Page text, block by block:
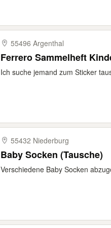
55496 Argenthal
Ferrero Sammelheft
Ich suche jemand zum Sticker
55432 Niederburg
Baby Socken (Tausche)
Verschiedene Baby Socken